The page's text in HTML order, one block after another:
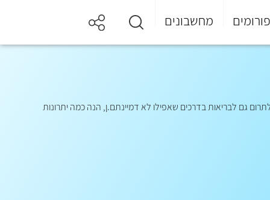
פורומים מחשבונים
גם לבריאות בדרכים שאפילו לא דמיינתם.ן, הנה כמה יתרונות